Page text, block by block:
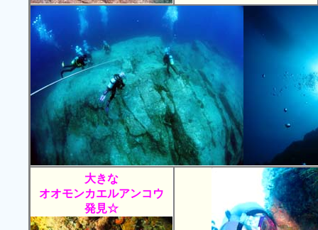
大きな
オオモンカエルアンコウ
発見☆